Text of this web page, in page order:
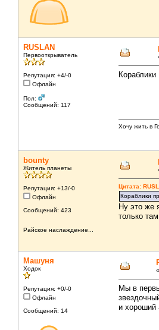
RUSLAN
Первооткрыватель
Репутация: +4/-0
Офлайн
Пол:
Сообщений: 117
Хочу жить в
bounty
Житель планеты
Репутация: +13/-0
Офлайн
Сообщений: 423
Райское наслаждение...
Цитата:
Кораблики
Ну это же
только
Машуня
Ходок
Репутация: +0/-0
Офлайн
Сообщений: 14
«
Мы в
и хороший